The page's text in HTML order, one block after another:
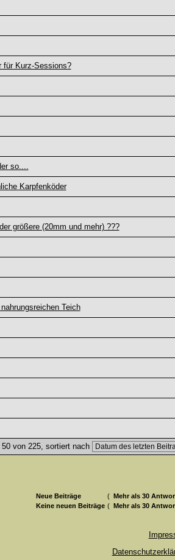
für Kurz-Sessions?
so....
Karpfenköder
größere (20mm und mehr) ???
Teich
von 225, sortiert nach
Neue Beiträge ( Mehr als 30
Keine neuen Beiträge ( Mehr als 30